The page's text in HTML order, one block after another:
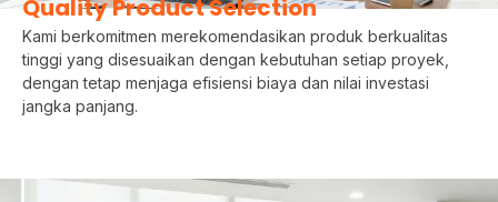
Quality Product Selection
Kami berkomitmen merekomendasikan produk berkualitas
tinggi yang disesuaikan dengan kebutuhan setiap proyek,
dengan tetap menjaga efisiensi biaya dan nilai investasi
jangka panjang.